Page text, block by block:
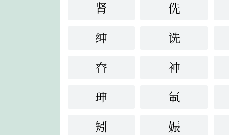
肾
侁
绅
诜
昚
神
珅
氠
矧
娠